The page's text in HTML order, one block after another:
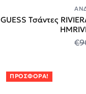
GUESS Τσάντες
€
ΠΡΟΣΦΟΡΆ!